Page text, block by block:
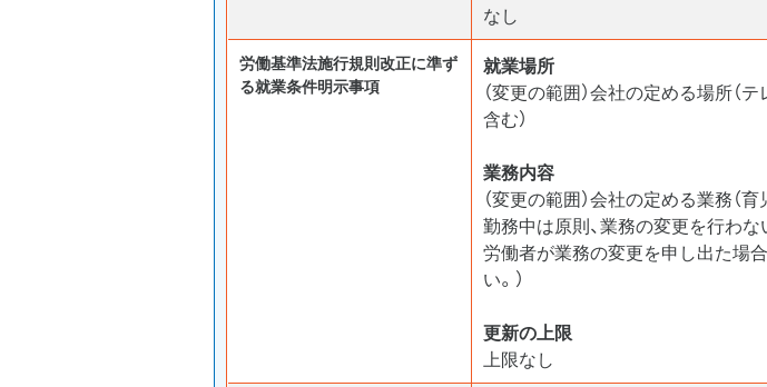
なし
労働基準法施行規則改正に準ず
る就業条件明示事項
就業場所
（変更の範囲）会社の定める場所（
含む）
業務内容
（変更の範囲）会社の定める業務（
勤務中は原則、業務の変更を行わな
労働者が業務の変更を申し出た場
い。）
更新の上限
上限なし